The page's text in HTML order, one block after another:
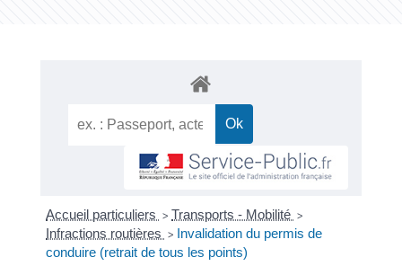
Accueil particuliers > Transports - Mobilité >
Infractions routières > Invalidation du permis de
conduire (retrait de tous les points)